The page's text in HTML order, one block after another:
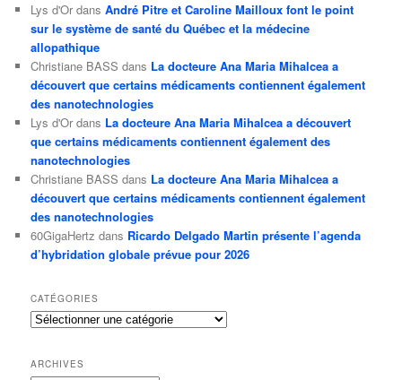
Lys d'Or dansAndré Pitre et Caroline Mailloux font le point
sur le système de santé du Québec et la médecine
allopathique
Christiane BASS dans La docteure Ana Maria Mihalcea a
découvert que certains médicaments contiennent également
des nanotechnologies
Lys d'Or dans La docteure Ana Maria Mihalcea a découvert
que certains médicaments contiennent également des
nanotechnologies
Christiane BASS dans La docteure Ana Maria Mihalcea a
découvert que certains médicaments contiennent également
des nanotechnologies
60GigaHertz dans Ricardo Delgado Martin présente l’agenda
d’hybridation globale prévue pour 2026
CATÉGORIES
Catégories
ARCHIVES